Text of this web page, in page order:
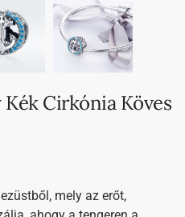
Cirkónia Köves
mely az erőt,